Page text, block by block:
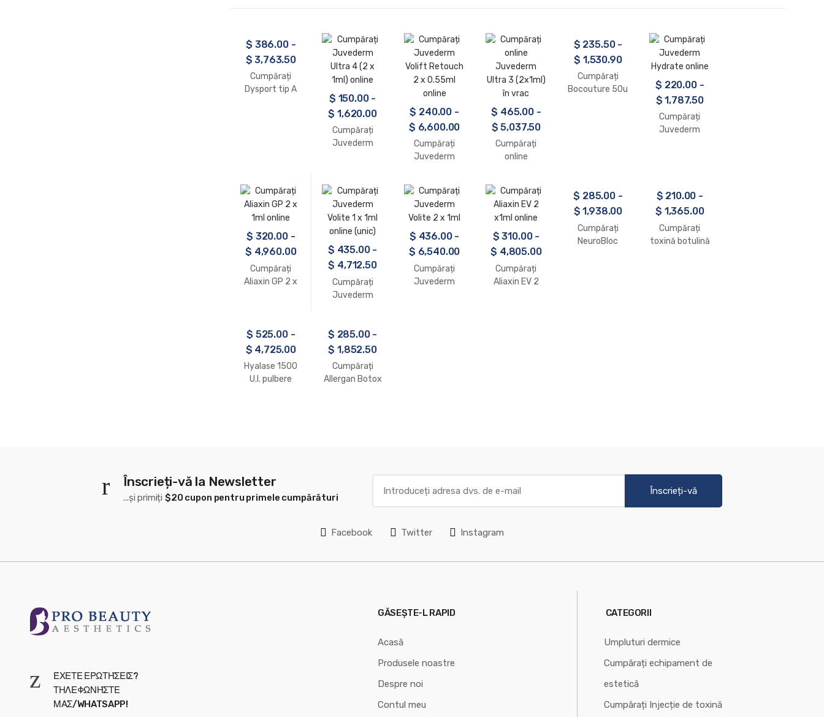
$ 386.00-
$ 3,763.50
Cumpărați
Dysport tip A
$ 150.00-
$ 1,620.00
Cumpărați
Juvederm
$ 240.00 -
$ 6,600.00
Cumpărați
Juvederm
online
$ 465.00 -
$ 5,037.50
Cumpărați
online
Ultra 3 (2x1ml)
în vrac
$ 235.50-
$ 1,530.90
Cumpărați
Bocouture 50u
$ 220.00-
$ 1,787.50
Cumpărați
Juvederm
$ 320.00-
$ 4,960.00
Cumpărați
Aliaxin GP 2 x
$ 435.00-
$ 4,712.50
Cumpărați
Juvederm
$ 436.00-
$ 6,540.00
Cumpărați
Juvederm
$ 310.00-
$ 4,805.00
Cumpărați
Aliaxin EV 2
$ 285.00-
$ 1,938.00
Cumpărați
NeuroBloc
$ 210.00 -
$ 1,365.00
Cumpărați
toxină botulină
$ 525.00-
$ 4,725.00
Hyalase 1500
U.I. pulbere
$ 285.00-
$ 1,852.50
Cumpărați
Allergan Botox
Înscrieți-vă la Newsletter
...și primiți$20 cupon pentru primele cumpărături
Înscrieți-vă
Facebook Twitter Instagram
ΈΧΕΤΕ ΕΡΩΤΉΣΕΙΣ?
ΤΗΛΕΦΩΝΉΣΤΕ
ΜΑΣ/WHATSAPP!
GĂSEȘTE-L RAPID
Acasă
Produsele noastre
Despre noi
Contul meu
CATEGORII
Umpluturi dermice
Cumpărați echipament de
estetică
Cumpărați Injecție de toxină